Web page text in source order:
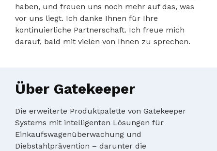
haben, und freuen uns noch mehr auf das, was
vor uns liegt. Ich danke Ihnen für Ihre
kontinuierliche Partnerschaft. Ich freue mich
darauf, bald mit vielen von Ihnen zu sprechen.
Über Gatekeeper
Die erweiterte Produktpalette von Gatekeeper
Systems mit intelligenten Lösungen für
Einkaufswagenüberwachung und
Diebstahlprävention – darunter die